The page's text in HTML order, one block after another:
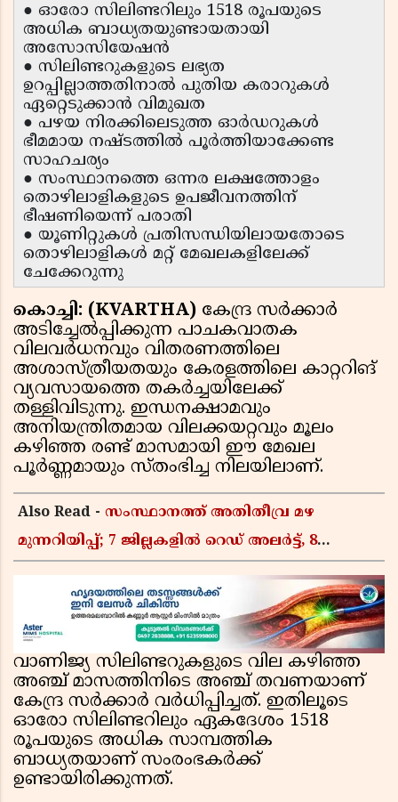
● ഓരോ സിലിണ്ടറിലും 1518 രൂപയുടെ
അധിക ബാധ്യതയുണ്ടായതായി
അസോസിയേഷൻ
● സിലിണ്ടറുകളുടെ ലഭ്യത
ഉറപ്പില്ലാത്തതിനാൽ പുതിയ കരാറുകൾ
ഏറ്റെടുക്കാൻ വിമുഖത
● പഴയ നിരക്കിലെടുത്ത ഓർഡറുകൾ
ഭീമമായ നഷ്ടത്തിൽ പൂർത്തിയാക്കേണ്ട
സാഹചര്യം
● സംസ്ഥാനത്തെ ഒന്നര ലക്ഷത്തോളം
തൊഴിലാളികളുടെ ഉപജീവനത്തിന്
ഭീഷണിയെന്ന് പരാതി
● യൂണിറ്റുകൾ പ്രതിസന്ധിയിലായതോടെ
തൊഴിലാളികൾ മറ്റ് മേഖലകളിലേക്ക്
ചേക്കേറുന്നു
കൊച്ചി: (KVARTHA) കേന്ദ്ര സർക്കാർ
അടിച്ചേൽപ്പിക്കുന്ന പാചകവാതക
വിലവർധനവും വിതരണത്തിലെ
അശാസ്ത്രീയതയും കേരളത്തിലെ കാറ്ററിങ്
വ്യവസായത്തെ തകർച്ചയിലേക്ക്
തള്ളിവിടുന്നു. ഇന്ധനക്ഷാമവും
അനിയന്ത്രിതമായ വിലക്കയറ്റവും മൂലം
കഴിഞ്ഞ രണ്ട് മാസമായി ഈ മേഖല
പൂർണ്ണമായും സ്തംഭിച്ച നിലയിലാണ്.
Also Read - സംസ്ഥാനത്ത് അതിതീവ്ര മഴ
മുന്നറിയിപ്പ്; 7 ജില്ലകളിൽ റെഡ് അലർട്ട്, 8
വാണിജ്യ സിലിണ്ടറുകളുടെ വില കഴിഞ്ഞ
അഞ്ച് മാസത്തിനിടെ അഞ്ച് തവണയാണ്
കേന്ദ്ര സർക്കാർ വർധിപ്പിച്ചത്. ഇതിലൂടെ
ഓരോ സിലിണ്ടറിലും ഏകദേശം 1518
രൂപയുടെ അധിക സാമ്പത്തിക
ബാധ്യതയാണ് സംരംഭകർക്ക്
ഉണ്ടായിരിക്കുന്നത്.